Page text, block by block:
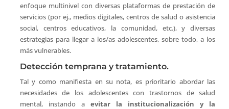
enfoque multinivel con diversas plataformas de prestación de
servicios (por ej., medios digitales, centros de salud o asistencia
social, centros educativos, la comunidad, etc.), y diversas
estrategias para llegar a los/as adolescentes, sobre todo, a los
más vulnerables.
Detección temprana y tratamiento.
Tal y como manifiesta en su nota, es prioritario abordar las
necesidades de los adolescentes con trastornos de salud
mental, instando a evitar la institucionalización y la